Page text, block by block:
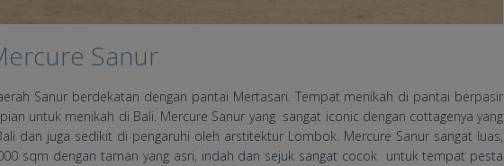
Sanur
Sanur berdekatan dengan pantai Mertasari. Tempat menikah di pantai berpasir
untuk menikah di Bali. Mercure Sanur yang sangat iconic dengan cottagenya yang
dan juga sedikit di pengaruhi oleh arstitektur Lombok. Mercure Sanur sangat luas,
sqm dengan taman yang asri, indah dan sejuk sangat cocok untuk tempat pesta